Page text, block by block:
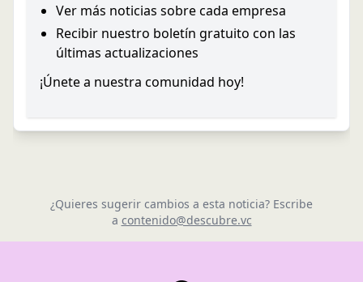
Ver más noticias sobre cada empresa
Recibir nuestro boletín gratuito con las
últimas actualizaciones
¡Únete a nuestra comunidad hoy!
¿Quieres sugerir cambios a esta noticia? Escribe
a contenido@descubre.vc